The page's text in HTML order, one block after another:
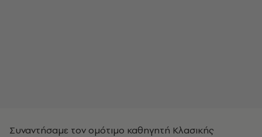
Συναντήσαμε τον ομότιμο καθηγητή Κλασικής